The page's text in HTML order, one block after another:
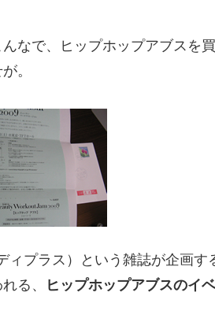
なで、ヒップホップアブスを
。
ィプラス）という雑誌が企画
る、
ヒップホップアブスのイ